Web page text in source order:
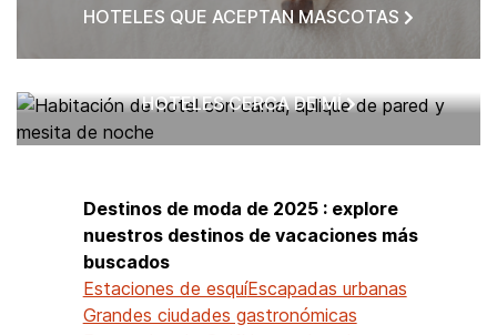
HOTELES QUE ACEPTAN MASCOTAS
HOTELES CERCA DE MÍ
Destinos de moda de 2025 : explore
nuestros destinos de vacaciones más
buscados
Estaciones de esquíEscapadas urbanas
Grandes ciudades gastronómicas